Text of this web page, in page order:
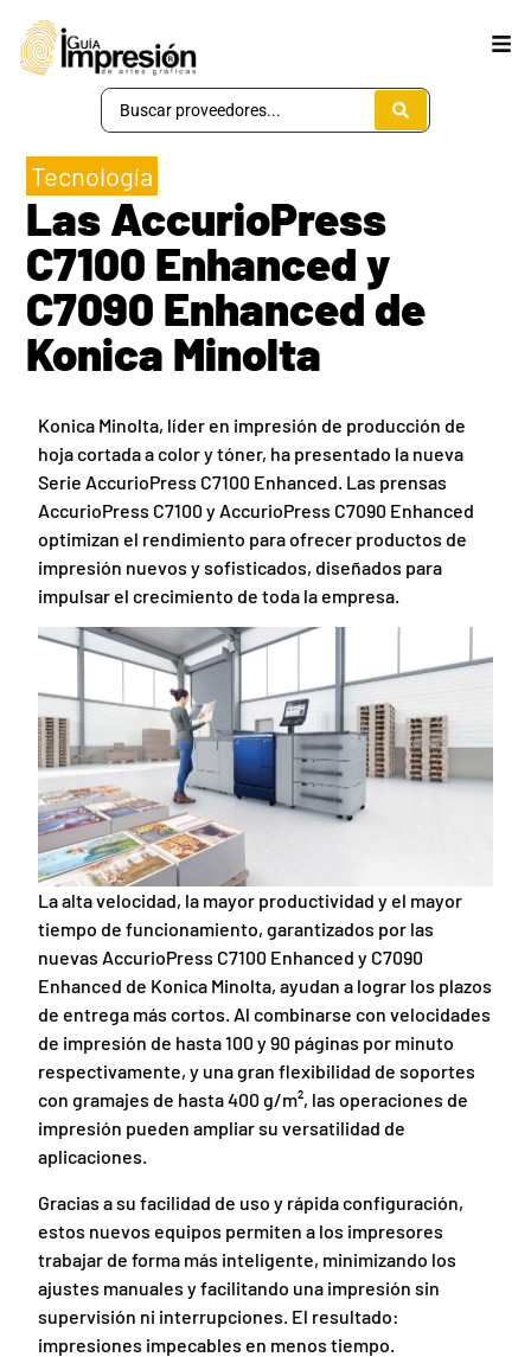
Tecnología
Las AccurioPress
C7100 Enhanced y
C7090 Enhanced de
Konica Minolta
Konica Minolta, líder en impresión de producción de
hoja cortada a color y tóner, ha presentado la nueva
Serie AccurioPress C7100 Enhanced. Las prensas
AccurioPress C7100 y AccurioPress C7090 Enhanced
optimizan el rendimiento para ofrecer productos de
impresión nuevos y sofisticados, diseñados para
impulsar el crecimiento de toda la empresa.
La alta velocidad, la mayor productividad y el mayor
tiempo de funcionamiento, garantizados por las
nuevas AccurioPress C7100 Enhanced y C7090
Enhanced de Konica Minolta, ayudan a lograr los plazos
de entrega más cortos. Al combinarse con velocidades
de impresión de hasta 100 y 90 páginas por minuto
respectivamente, y una gran flexibilidad de soportes
con gramajes de hasta 400 g/m², las operaciones de
impresión pueden ampliar su versatilidad de
aplicaciones.
Gracias a su facilidad de uso y rápida configuración,
estos nuevos equipos permiten a los impresores
trabajar de forma más inteligente, minimizando los
ajustes manuales y facilitando una impresión sin
supervisión ni interrupciones. El resultado:
impresiones impecables en menos tiempo.